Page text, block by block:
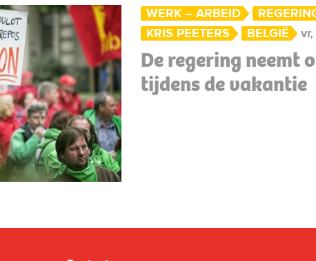
WERK – ARBEID
KRIS PEETERS
BELGIË
De regering neemt
tijdens de vakantie